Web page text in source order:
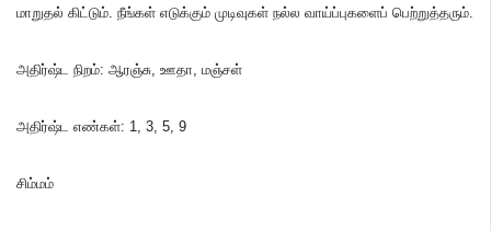
மாறுதல் கிட்டும். நீங்கள் எடுக்கும் முடிவுகள் நல்ல வாய்ப்புகளைப் பெற்றுத்தரும்.
அதிர்ஷ்ட நிறம்: ஆரஞ்சு, ஊதா, மஞ்சள்
அதிர்ஷ்ட எண்கள்: 1, 3, 5, 9
சிம்மம்